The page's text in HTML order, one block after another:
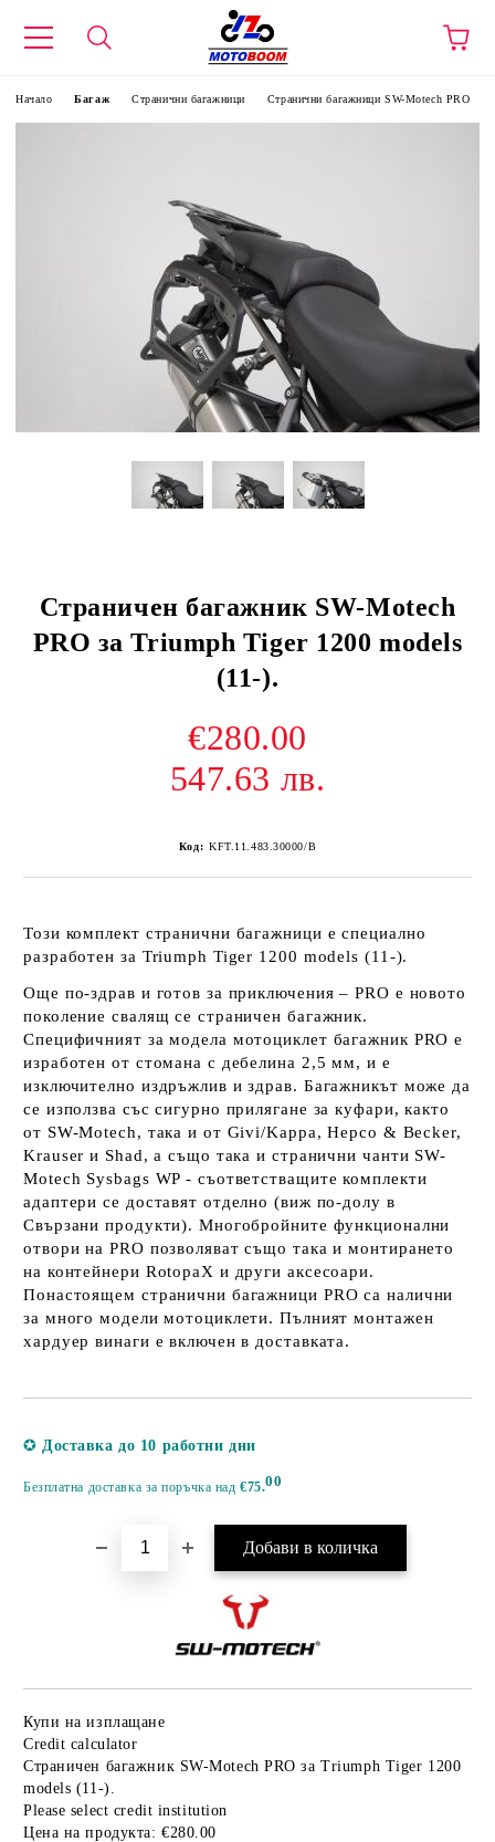
Начало Багаж Странични багажници Странични багажници SW-Motech PRO
Страничен багажник SW-Motech
PRO за Triumph Tiger 1200 models
(11-).
€280.00
547.63 лв.
Код: KFT.11.483.30000/B
Този комплект странични багажници е специално
разработен за Triumph Tiger 1200 models (11-).
Още по-здрав и готов за приключения – PRO е новото
поколение свалящ се страничен багажник.
Специфичният за модела мотоциклет багажник PRO е
изработен от стомана с дебелина 2,5 мм, и е
изключително издръжлив и здрав. Багажникът може да
се използва със сигурно прилягане за куфари, както
от SW-Motech, така и от Givi/Kappa, Hepco & Becker,
Krauser и Shad, а също така и странични чанти SW-
Motech Sysbags WP - съответстващите комплекти
адаптери се доставят отделно (виж по-долу в
Свързани продукти). Многобройните функционални
отвори на PRO позволяват също така и монтирането
на контейнери RotopaX и други аксесоари.
Понастоящем странични багажници PRO са налични
за много модели мотоциклети. Пълният монтажен
хардуер винаги е включен в доставката.
✪ Доставка до 10 работни дни
Безплатна доставка за поръчка над€75.00
Купи на изплащане
Credit calculator
Страничен багажник SW-Motech PRO за Triumph Tiger 1200
models (11-).
Please select credit institution
Цена на продукта: €280.00